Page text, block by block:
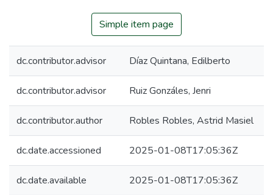
Simple item page
dc.contributor.advisor Díaz Quintana, Edilberto
dc.contributor.advisor Ruiz Gonzáles, Jenri
dc.contributor.author Robles Robles, Astrid Masiel
dc.date.accessioned 2025-01-08T17:05:36Z
dc.date.available 2025-01-08T17:05:36Z